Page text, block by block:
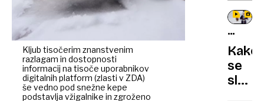
Kljub tisočerim znanstvenim
razlagam in dostopnosti
informacij na tisoče uporabnikov
digitalnih platform (zlasti v ZDA)
še vedno pod snežne kepe
podstavlja vžigalnike in zgroženo
leta
v
Kako
se